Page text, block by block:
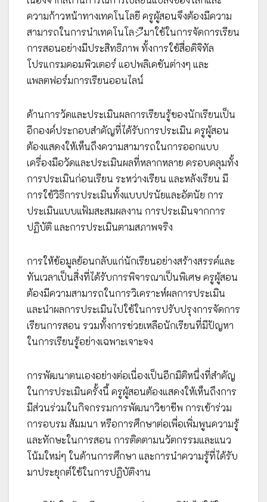
ความก้าวหน้าทางเทคโนโลยี ครูผู้สอนจึงต้องมีความ
สามารถในการนำเทคโนโลジีมาใช้ในการจัดการเรียน
การสอนอย่างมีประสิทธิภาพ ทั้งการใช้สื่อดิจิทัล
โปรแกรมคอมพิวเตอร์ แอปพลิเคชันต่างๆ และ
แพลตฟอร์มการเรียนออนไลน์
ด้านการวัดและประเมินผลการเรียนรู้ของนักเรียนเป็น
อีกองค์ประกอบสำคัญที่ได้รับการประเมิน ครูผู้สอน
ต้องแสดงให้เห็นถึงความสามารถในการออกแบบ
เครื่องมือวัดและประเมินผลที่หลากหลาย ครอบคลุมทั้ง
การประเมินก่อนเรียน ระหว่างเรียน และหลังเรียน มี
การใช้วิธีการประเมินทั้งแบบปรนัยและอัตนัย การ
ประเมินแบบแฟ้มสะสมผลงาน การประเมินจากการ
ปฏิบัติ และการประเมินตามสภาพจริง
การให้ข้อมูลย้อนกลับแก่นักเรียนอย่างสร้างสรรค์และ
ทันเวลาเป็นสิ่งที่ได้รับการพิจารณาเป็นพิเศษ ครูผู้สอน
ต้องมีความสามารถในการวิเคราะห์ผลการประเมิน
และนำผลการประเมินไปใช้ในการปรับปรุงการจัดการ
เรียนการสอน รวมทั้งการช่วยเหลือนักเรียนที่มีปัญหา
ในการเรียนรู้อย่างเฉพาะเจาะจง
การพัฒนาตนเองอย่างต่อเนื่องเป็นอีกมิติหนึ่งที่สำคัญ
ในการประเมินครั้งนี้ ครูผู้สอนต้องแสดงให้เห็นถึงการ
มีส่วนร่วมในกิจกรรมการพัฒนาวิชาชีพ การเข้าร่วม
การอบรม สัมมนา หรือการศึกษาต่อเพื่อเพิ่มพูนความรู้
และทักษะในการสอน การติดตามนวัตกรรมและแนว
โน้มใหม่ๆ ในด้านการศึกษา และการนำความรู้ที่ได้รับ
มาประยุกต์ใช้ในการปฏิบัติงาน